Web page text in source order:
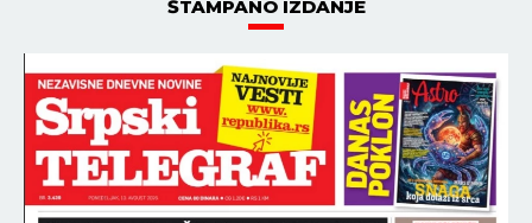
ŠTAMPANO IZDANJE